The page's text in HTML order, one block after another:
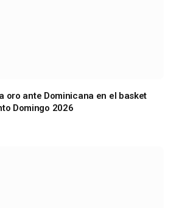
oro ante Dominicana en el basket
Domingo 2026